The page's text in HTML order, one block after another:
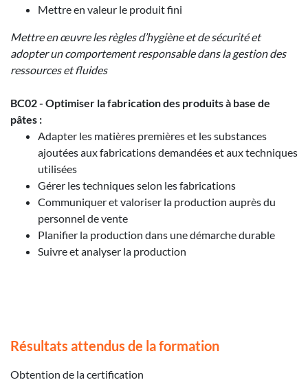
Mettre en valeur le produit fini
Mettre en œuvre les règles d’hygiène et de sécurité et
adopter un comportement responsable dans la gestion des
ressources et fluides
BC02 - Optimiser la fabrication des produits à base de
pâtes :
Adapter les matières premières et les substances
ajoutées aux fabrications demandées et aux techniques
utilisées
Gérer les techniques selon les fabrications
Communiquer et valoriser la production auprès du
personnel de vente
Planifier la production dans une démarche durable
Suivre et analyser la production
Résultats attendus de la formation
Obtention de la certification